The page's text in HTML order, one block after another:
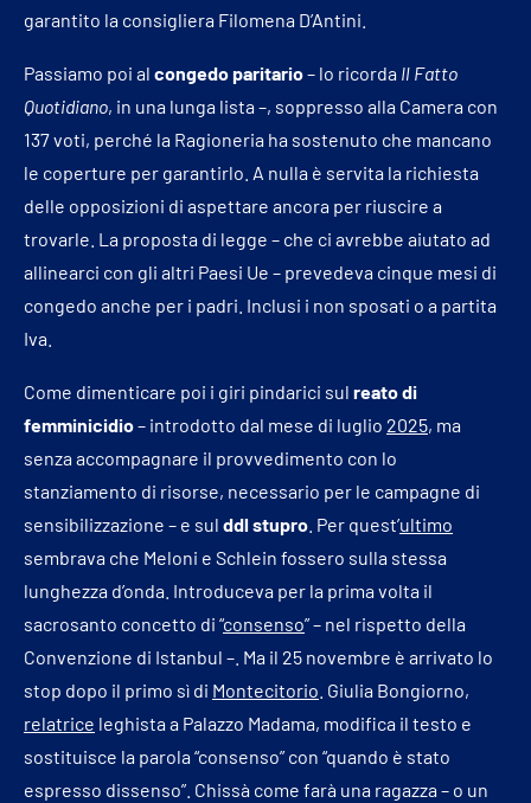
garantito la consigliera Filomena D’Antini.
Passiamo poi al congedo paritario– lo ricorda Il Fatto
Quotidiano, in una lunga lista –, soppresso alla Camera con
137 voti, perché la Ragioneria ha sostenuto che mancano
le coperture per garantirlo. A nulla è servita la richiesta
delle opposizioni di aspettare ancora per riuscire a
trovarle. La proposta di legge – che ci avrebbe aiutato ad
allinearci con gli altri Paesi Ue – prevedeva cinque mesi di
congedo anche per i padri. Inclusi i non sposati o a partita
Iva.
Come dimenticare poi i giri pindarici sul reato di
femminicidio– introdotto dal mese di luglio 2025, ma
senza accompagnare il provvedimento con lo
stanziamento di risorse, necessario per le campagne di
sensibilizzazione – e sul ddl stupro . Per quest’ultimo
sembrava che Meloni e Schlein fossero sulla stessa
lunghezza d’onda. Introduceva per la prima volta il
sacrosanto concetto di “consenso” – nel rispetto della
Convenzione di Istanbul –. Ma il 25 novembre è arrivato lo
stop dopo il primo sì di Montecitorio . Giulia Bongiorno,
relatrice leghista a Palazzo Madama, modifica il testo e
sostituisce la parola “consenso” con “quando è stato
espresso dissenso”. Chissà come farà una ragazza – o un